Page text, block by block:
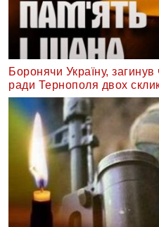
Боронячи Україну,
ради Тернополя двох